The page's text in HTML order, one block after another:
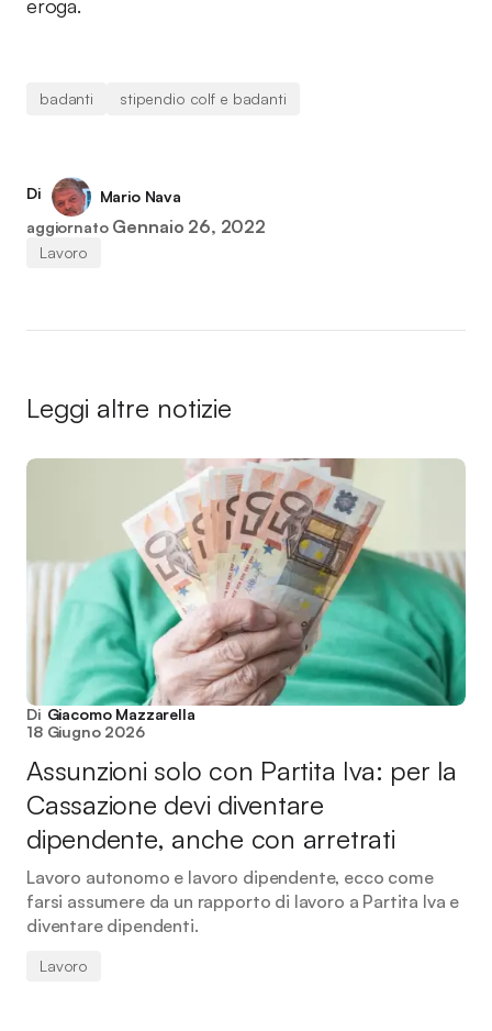
eroga.
badanti stipendio colf e badanti
Di
Mario Nava
aggiornato Gennaio 26, 2022
Lavoro
Leggi altre notizie
Di Giacomo Mazzarella
18 Giugno 2026
Assunzioni solo con Partita Iva: per la
Cassazione devi diventare
dipendente, anche con arretrati
Lavoro autonomo e lavoro dipendente, ecco come
farsi assumere da un rapporto di lavoro a Partita Iva e
diventare dipendenti.
Lavoro